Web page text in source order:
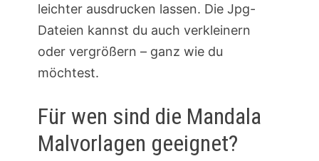
leichter ausdrucken lassen. Die Jpg-
Dateien kannst du auch verkleinern
oder vergrößern – ganz wie du
möchtest.
Für wen sind die Mandala
Malvorlagen geeignet?